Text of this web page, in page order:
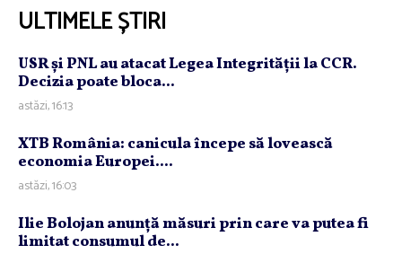
ULTIMELE ȘTIRI
USR şi PNL au atacat Legea Integrităţii la CCR.
Decizia poate bloca...
astăzi, 16:13
XTB România: canicula începe să lovească
economia Europei....
astăzi, 16:03
Ilie Bolojan anunţă măsuri prin care va putea fi
limitat consumul de...